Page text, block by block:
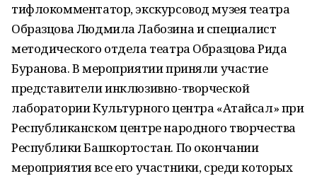
тифлокомментатор, экскурсовод музея театра
Образцова Людмила Лабозина и специалист
методического отдела театра Образцова Рида
Буранова. В мероприятии приняли участие
представители инклюзивно-творческой
лаборатории Культурного центра «Атайсал» при
Республиканском центре народного творчества
Республики Башкортостан. По окончании
мероприятия все его участники, среди которых